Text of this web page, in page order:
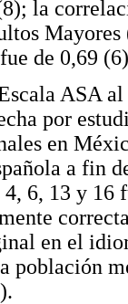
la
de 0,69
ASA
por
en
a fin
6, 13 y 16
en el
población